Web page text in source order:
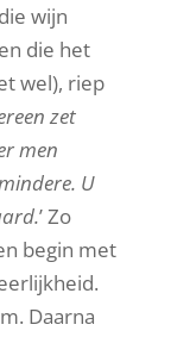
wijn
die het
wel), riep
zet
men
U
’ Zo
begin met
Daarna